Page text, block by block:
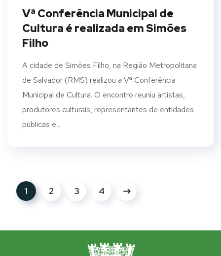
Vª Conferência Municipal de
Cultura é realizada em Simões
Filho
A cidade de Simões Filho, na Região Metropolitana
de Salvador (RMS) realizou a Vª Conferência
Municipal de Cultura. O encontro reuniu artistas,
produtores culturais, representantes de entidades
públicas e...
1 2 3 4